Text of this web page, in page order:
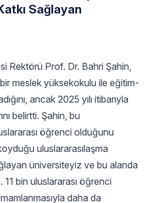
Sağlayan
Rektörü Prof. Dr. Bahri Şahin,
meslek yüksekokulu ile eğitim-
ancak 2025 yılı itibarıyla
belirtti. Şahin, bu
öğrenci olduğunu
uluslararasılaşma
üniversiteyiz ve bu alanda
11 bin uluslararası öğrenci
daha da